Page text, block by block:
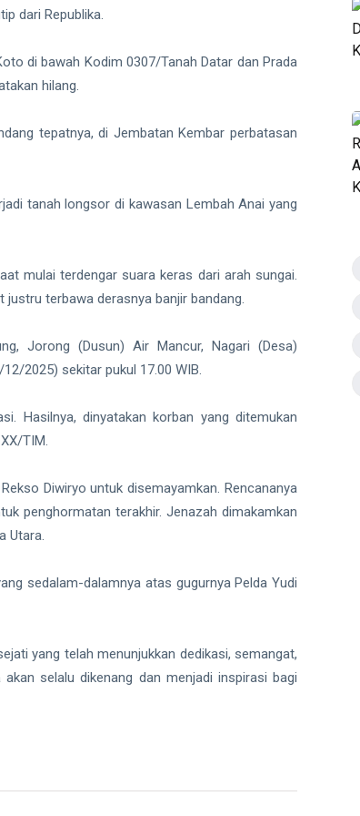
dari Republika.
di bawah Kodim 0307/Tanah Datar dan Prada
hilang.
tepatnya, di Jembatan Kembar perbatasan
tanah longsor di kawasan Lembah Anai yang
mulai terdengar suara keras dari arah sungai.
terbawa derasnya banjir bandang.
Jorong (Dusun) Air Mancur, Nagari (Desa)
2025) sekitar pukul 17.00 WIB.
Hasilnya, dinyatakan korban yang ditemukan
TIM.
Diwiryo untuk disemayamkan. Rencananya
penghormatan terakhir. Jenazah dimakamkan
Utara.
sedalam-dalamnya atas gugurnya Pelda Yudi
yang telah menunjukkan dedikasi, semangat,
selalu dikenang dan menjadi inspirasi bagi